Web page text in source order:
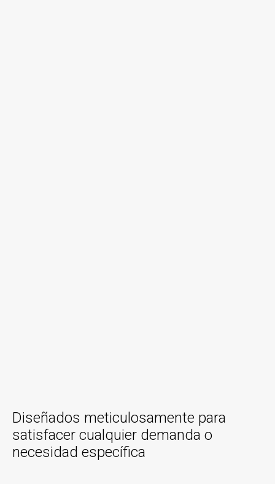
Diseñados meticulosamente para
satisfacer cualquier demanda o
necesidad específica